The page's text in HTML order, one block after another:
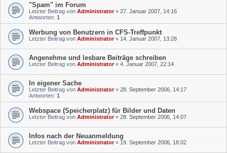
"Spam" im Forum
Letzter Beitrag von Administrator« 27. Januar 2007, 14:16
Antworten: 1
Werbung von Benutzern in CFS-Treffpunkt
Letzter Beitrag von Administrator« 14. Januar 2007, 13:28
Angenehme und lesbare Beiträge schreiben
Letzter Beitrag von Administrator« 4. Januar 2007, 22:14
In eigener Sache
Letzter Beitrag von Administrator« 28. September 2006, 14:17
Antworten: 1
Webspace (Speicherplatz) für Bilder und Daten
Letzter Beitrag von Administrator« 28. September 2006, 14:07
Infos nach der Neuanmeldung
Letzter Beitrag von Administrator« 19. September 2006, 18:02